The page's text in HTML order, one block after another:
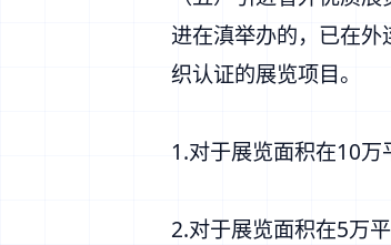
进在滇举办的，已在
织认证的展览项目。
1.对于展览面积在10万
2.对于展览面积在5万